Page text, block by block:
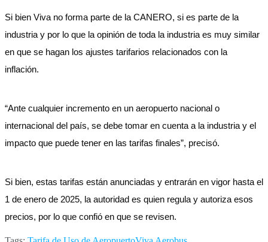
Si bien Viva no forma parte de la CANERO, si es parte de la
industria y por lo que la opinión de toda la industria es muy similar
en que se hagan los ajustes tarifarios relacionados con la
inflación.
“Ante cualquier incremento en un aeropuerto nacional o
internacional del país, se debe tomar en cuenta a la industria y el
impacto que puede tener en las tarifas finales”, precisó.
Si bien, estas tarifas están anunciadas y entrarán en vigor hasta el
1 de enero de 2025, la autoridad es quien regula y autoriza esos
precios, por lo que confió en que se revisen.